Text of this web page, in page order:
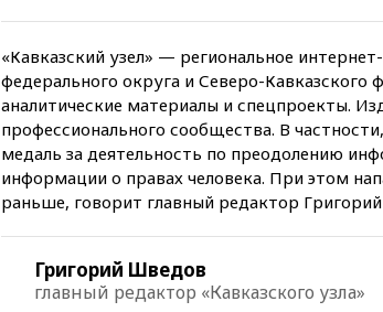
«Кавказский узел» — региональное
федерального округа и Северо-Кавказского
аналитические материалы и спецпроекты.
профессионального сообщества. В
медаль за деятельность по преодолению
информации о правах человека. При этом
раньше, говорит главный редактор
Григорий Шведов
главный редактор «Кавказского узла»